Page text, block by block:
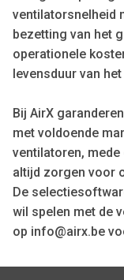
ventilatorsnelheid
bezetting van het
operationele
levensduur van
Bij AirX
met voldoende
ventilatoren,
altijd zorgen voor
De
wil spelen met de
op info@airx.be